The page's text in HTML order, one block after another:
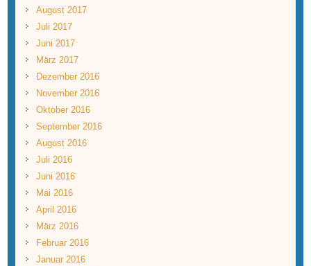
August 2017
Juli 2017
Juni 2017
März 2017
Dezember 2016
November 2016
Oktober 2016
September 2016
August 2016
Juli 2016
Juni 2016
Mai 2016
April 2016
März 2016
Februar 2016
Januar 2016